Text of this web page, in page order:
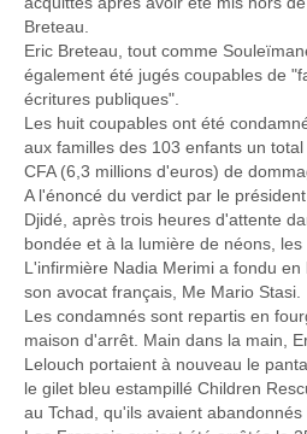
Breteau.
Eric Breteau, tout comme
également été jugés coupables de
écritures publiques".
Les huit coupables ont été
aux familles des 103 enfants un
CFA (6,3 millions d'euros) de
A l'énoncé du verdict par le
Djidé, après trois heures d'attente
bondée et à la lumière de néons,
L'infirmière Nadia Merimi a fondu
son avocat français, Me Mario Stasi.
Les condamnés sont repartis en
maison d'arrêt. Main dans la main,
Lelouch portaient à nouveau le
le gilet bleu estampillé Children
au Tchad, qu'ils avaient